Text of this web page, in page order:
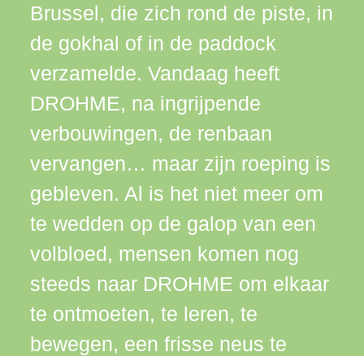
Brussel, die zich rond de piste, in
de gokhal of in de paddock
verzamelde. Vandaag heeft
DROHME, na ingrijpende
verbouwingen, de renbaan
vervangen… maar zijn roeping is
gebleven. Al is het niet meer om
te wedden op de galop van een
volbloed, mensen komen nog
steeds naar DROHME om elkaar
te ontmoeten, te leren, te
bewegen, een frisse neus te